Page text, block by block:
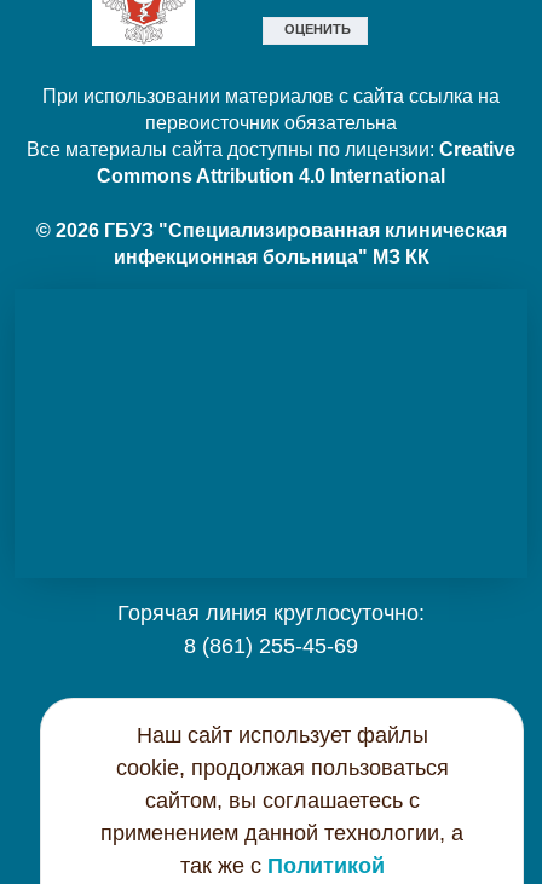
При использовании материалов с сайта ссылка на
первоисточник обязательна
Все материалы сайта доступны по лицензии: Creative
Commons Attribution 4.0 International
© 2026 ГБУЗ "Специализированная клиническая
инфекционная больница" МЗ КК
Горячая линия круглосуточно:
8 (861) 255-45-69
Контактная информация
Политика конфиденциальности
Наш сайт использует файлы
cookie, продолжая пользоваться
сайтом, вы соглашаетесь с
применением данной технологии, а
так же с Политикой